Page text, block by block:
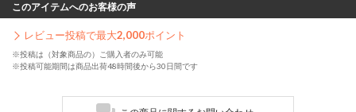
このアイテムへのお客様の声
レビュー投稿で最大2,000ポイント
※投稿は（対象商品の）ご購入者のみ可能
※投稿可能期間は商品出荷48時間後から30日間です